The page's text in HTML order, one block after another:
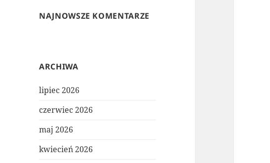
NAJNOWSZE KOMENTARZE
ARCHIWA
lipiec 2026
czerwiec 2026
maj 2026
kwiecień 2026